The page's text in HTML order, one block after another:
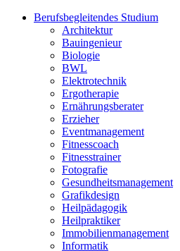
Berufsbegleitendes Studium
Architektur
Bauingenieur
Biologie
BWL
Elektrotechnik
Ergotherapie
Ernährungsberater
Erzieher
Eventmanagement
Fitnesscoach
Fitnesstrainer
Fotografie
Gesundheitsmanagement
Grafikdesign
Heilpädagogik
Heilpraktiker
Immobilienmanagement
Informatik